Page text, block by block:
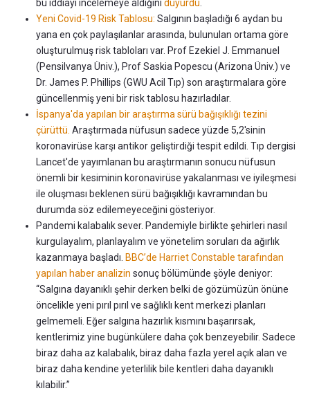
bu iddiayı incelemeye aldığını duyurdu.
Yeni Covid-19 Risk Tablosu: Salgının başladığı 6 aydan bu
yana en çok paylaşılanlar arasında, bulunulan ortama göre
oluşturulmuş risk tabloları var. Prof Ezekiel J. Emmanuel
(Pensilvanya Üniv.), Prof Saskia Popescu (Arizona Üniv.) ve
Dr. James P. Phillips (GWU Acil Tıp) son araştırmalara göre
güncellenmiş yeni bir risk tablosu hazırladılar.
İspanya'da yapılan bir araştırma sürü bağışıklığı tezini
çürüttü. Araştırmada nüfusun sadece yüzde 5,2'sinin
koronavirüse karşı antikor geliştirdiği tespit edildi. Tıp dergisi
Lancet'de yayımlanan bu araştırmanın sonucu nüfusun
önemli bir kesiminin koronavirüse yakalanması ve iyileşmesi
ile oluşması beklenen sürü bağışıklığı kavramından bu
durumda söz edilemeyeceğini gösteriyor.
Pandemi kalabalık sever. Pandemiyle birlikte şehirleri nasıl
kurgulayalım, planlayalım ve yönetelim soruları da ağırlık
kazanmaya başladı. BBC’de Harriet Constable tarafından
yapılan haber analizin sonuç bölümünde şöyle deniyor:
“Salgına dayanıklı şehir derken belki de gözümüzün önüne
öncelikle yeni pırıl pırıl ve sağlıklı kent merkezi planları
gelmemeli. Eğer salgına hazırlık kısmını başarırsak,
kentlerimiz yine bugünkülere daha çok benzeyebilir. Sadece
biraz daha az kalabalık, biraz daha fazla yerel açık alan ve
biraz daha kendine yeterlilik bile kentleri daha dayanıklı
kılabilir.”